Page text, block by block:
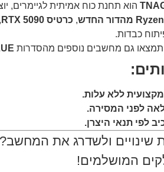
הוא תחנת כוח אמיתית לגיימרים,
, כרטיס RTX 5090 ,
כבדות.
תמצאו גם מחשבים נוספים מהסדרות
ללא עלות.
לפני המסירה.
לפי תנאי היצרן.
ולשדרג את המחשב?
המושלמים!